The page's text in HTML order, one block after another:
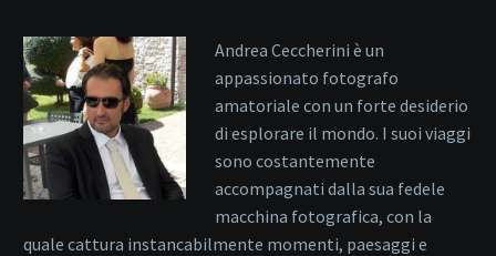
Andrea Ceccherini è un
appassionato fotografo
amatoriale con un forte desiderio
di esplorare il mondo. I suoi viaggi
sono costantemente
accompagnati dalla sua fedele
macchina fotografica, con la
quale cattura instancabilmente momenti, paesaggi e